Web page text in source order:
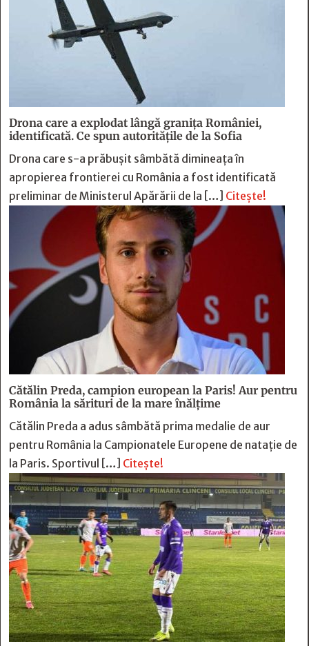
Drona care a explodat lângă granița României,
identificată. Ce spun autoritățile de la Sofia
Drona care s-a prăbușit sâmbătă dimineața în
apropierea frontierei cu România a fost identificată
preliminar de Ministerul Apărării de la […] Citește!
Cătălin Preda, campion european la Paris! Aur pentru
România la sărituri de la mare înălțime
Cătălin Preda a adus sâmbătă prima medalie de aur
pentru România la Campionatele Europene de natație de
la Paris. Sportivul […] Citește!